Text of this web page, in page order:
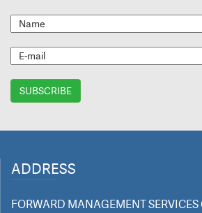
ADDRESS
FORWARD MANAGEMENT SERVICES